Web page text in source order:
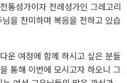
통성가이자 전례성가인 그레고리
을 찬미하며 복음을 전하고 있습
운 여정에 함께 하시고 싶은 분들
통해 이번에 모시고자 하오니 그